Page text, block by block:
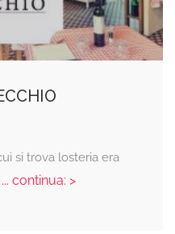
si trova losteria era
continua: >